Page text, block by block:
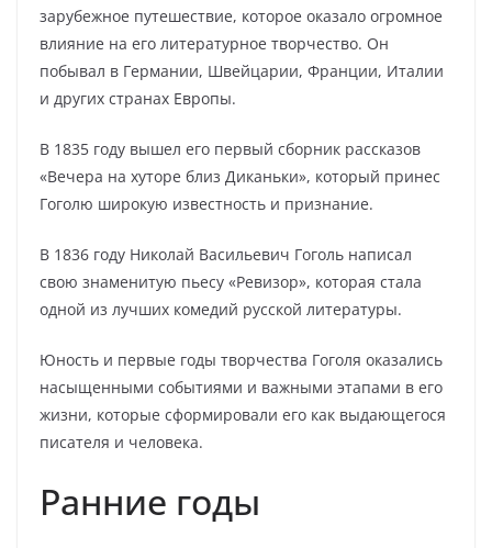
зарубежное путешествие, которое оказало огромное
влияние на его литературное творчество. Он
побывал в Германии, Швейцарии, Франции, Италии
и других странах Европы.
В 1835 году вышел его первый сборник рассказов
«Вечера на хуторе близ Диканьки», который принес
Гоголю широкую известность и признание.
В 1836 году Николай Васильевич Гоголь написал
свою знаменитую пьесу «Ревизор», которая стала
одной из лучших комедий русской литературы.
Юность и первые годы творчества Гоголя оказались
насыщенными событиями и важными этапами в его
жизни, которые сформировали его как выдающегося
писателя и человека.
Ранние годы